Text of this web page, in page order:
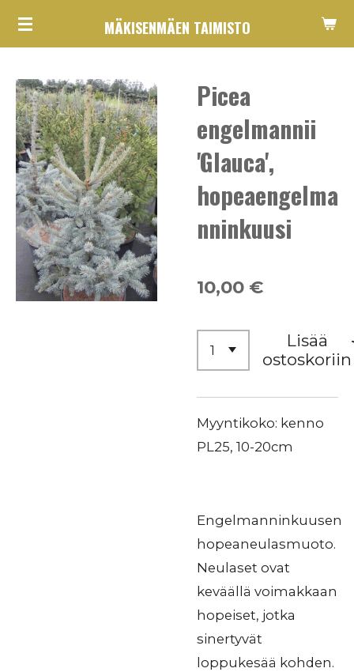
Siirry
MÄKISENMÄEN TAIMISTO
Picea
engelmannii
'Glauca',
hopeaengelma
nninkuusi
10,00 €
Lisää
ostoskoriin
Myyntikoko: kenno
PL25, 10-20cm
Engelmanninkuusen
hopeaneulasmuoto.
Neulaset ovat
keväällä voimakkaan
hopeiset, jotka
sinertyvät
loppukesää kohden.